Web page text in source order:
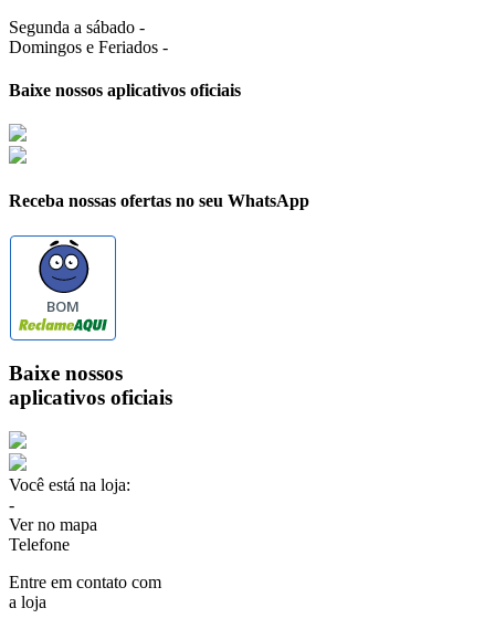
Segunda a sábado -
Domingos e Feriados -
Baixe nossos aplicativos oficiais
Receba nossas ofertas no seu WhatsApp
BOM
Baixe nossos
aplicativos oficiais
Você está na loja:
-
Ver no mapa
Telefone
Entre em contato com
a loja